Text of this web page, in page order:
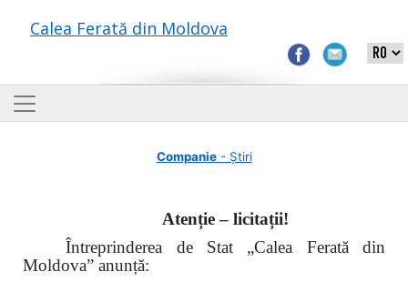
Calea Ferată din Moldova
Companie- Știri
Atenție – licitații!
Întreprinderea de Stat „Calea Ferată din
Moldova” anunță: